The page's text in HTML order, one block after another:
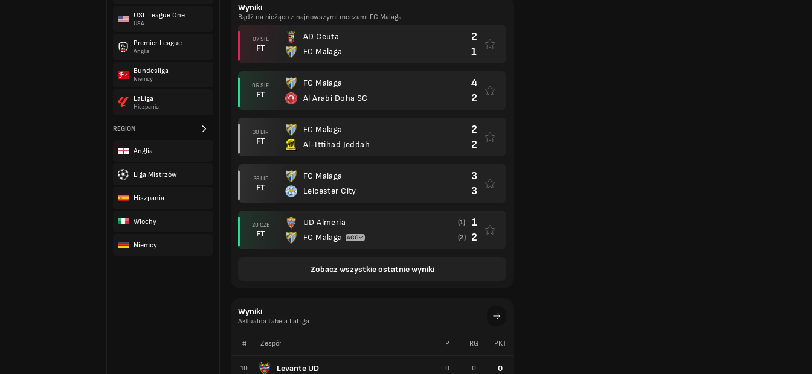
USL League One
USA
Premier League
Anglia
Bundesliga
Niemcy
LaLiga
Hiszpania
REGION
Anglia
Liga Mistrzów
Hiszpania
Włochy
Niemcy
Wyniki
Bądź na bieżąco z najnowszymi meczami FC Malaga
07 SIE
FT
AD Ceuta
FC Malaga
2
1
06 SIE
FT
FC Malaga
Al Arabi Doha SC
4
2
30 LIP
FT
FC Malaga
Al-Ittihad Jeddah
2
2
25 LIP
FT
FC Malaga
Leicester City
3
3
20 CZE
FT
UD Almeria
FC Malaga
(1) 1
(2) 2
Zobacz wszystkie ostatnie wyniki
Wyniki
Aktualna tabela LaLiga
# Zespół
10 Levante UD
P RG PKT
0 0 0